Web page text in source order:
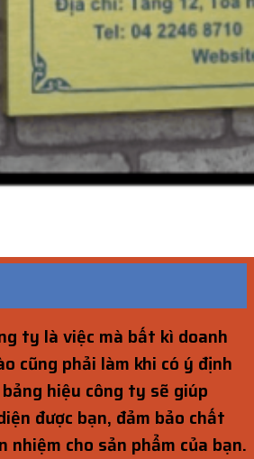
ty là việc mà bất kì doanh
cũng phải làm khi có ý định
hiệu công ty sẽ giúp
được bạn, đảm bảo chất
cho sản phẩm của bạn.